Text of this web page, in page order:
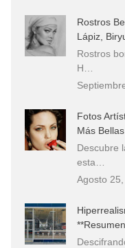
Rostros
Lápiz,
Rostros
H…
Fotos
Más
Descubre
esta…
Agosto